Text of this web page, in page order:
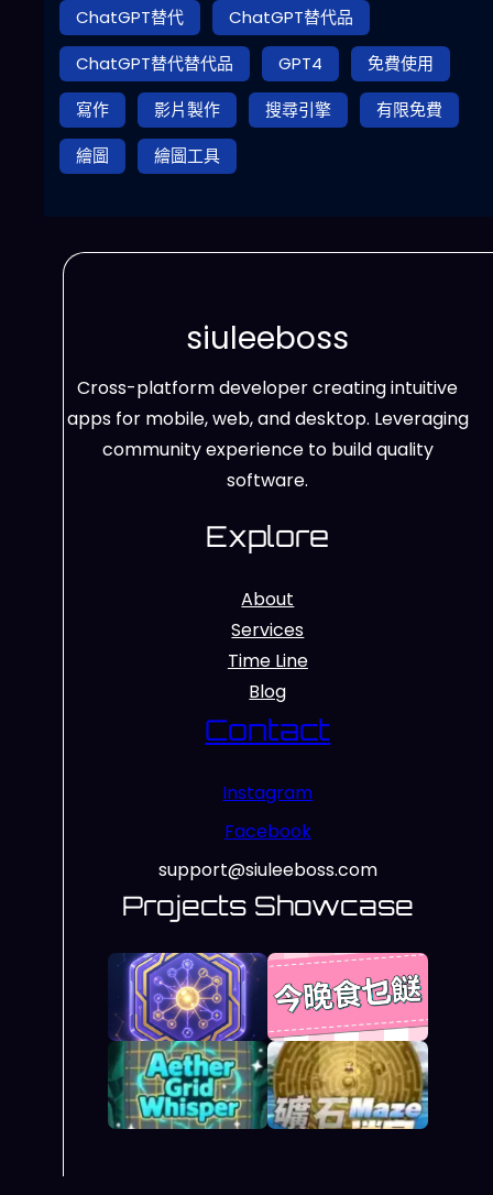
ChatGPT替代
ChatGPT替代品
ChatGPT替代替代品
GPT4
免費使用
寫作
影片製作 搜尋引擎
有限免費
繪圖
繪圖工具
siuleeboss
Cross-platform developer creating intuitive
apps for mobile, web, and desktop. Leveraging
community experience to build quality
software.
Explore
About
Services
Time Line
Blog
Contact
Instagram
Facebook
support@siuleeboss.com
Projects Showcase